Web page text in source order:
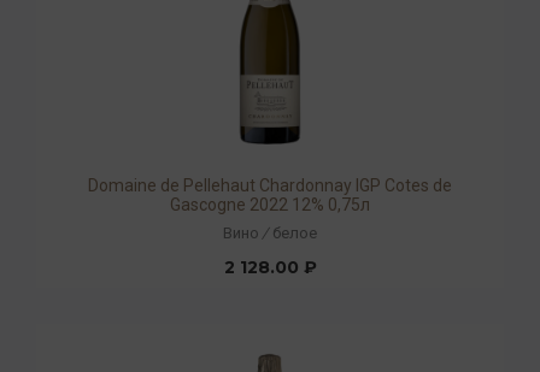
Domaine de Pellehaut Chardonnay IGP Cotes de
Gascogne 2022 12% 0,75л
Вино / белое
2 128.00 ₽